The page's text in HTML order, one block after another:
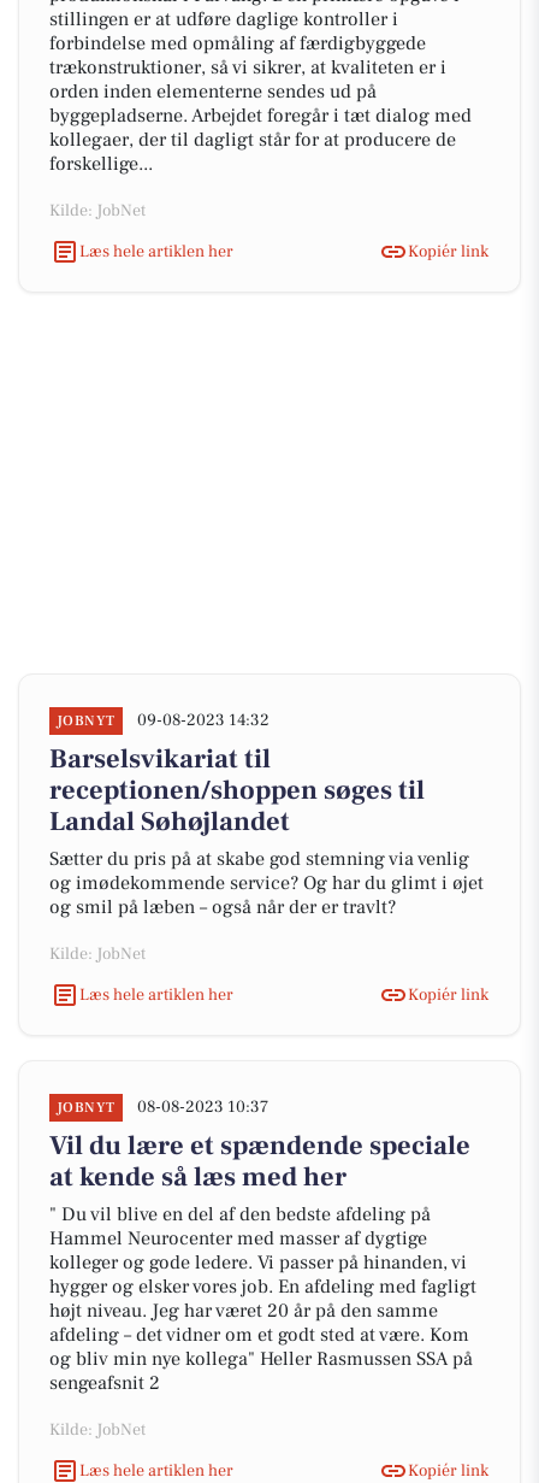
stillingen er at udføre daglige kontroller i
forbindelse med opmåling af færdigbyggede
trækonstruktioner, så vi sikrer, at kvaliteten er i
orden inden elementerne sendes ud på
byggepladserne. Arbejdet foregår i tæt dialog med
kollegaer, der til dagligt står for at producere de
forskellige...
Kilde: JobNet
Læs hele artiklen her
Kopiér link
JOBNYT 09-08-2023 14:32
Barselsvikariat til
receptionen/shoppen søges til
Landal Søhøjlandet
Sætter du pris på at skabe god stemning via venlig
og imødekommende service? Og har du glimt i øjet
og smil på læben – også når der er travlt?
Kilde: JobNet
Læs hele artiklen her
Kopiér link
JOBNYT 08-08-2023 10:37
Vil du lære et spændende speciale
at kende så læs med her
" Du vil blive en del af den bedste afdeling på
Hammel Neurocenter med masser af dygtige
kolleger og gode ledere. Vi passer på hinanden, vi
hygger og elsker vores job. En afdeling med fagligt
højt niveau. Jeg har været 20 år på den samme
afdeling – det vidner om et godt sted at være. Kom
og bliv min nye kollega" Heller Rasmussen SSA på
sengeafsnit 2
Kilde: JobNet
Læs hele artiklen her
Kopiér link